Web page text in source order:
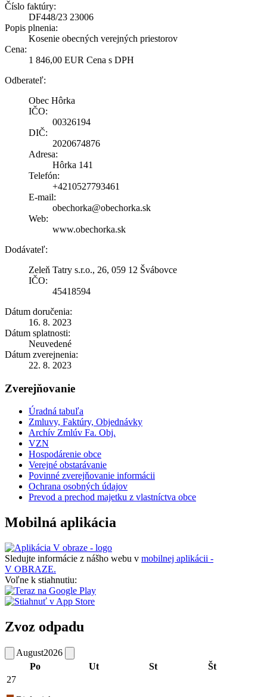
Číslo faktúry:
DF448/23 23006
Popis plnenia:
Kosenie obecných verejných priestorov
Cena:
1 846,00 EUR Cena s DPH
Odberateľ:
Obec Hôrka
IČO:
00326194
DIČ:
2020674876
Adresa:
Hôrka 141
Telefón:
+4210527793461
E-mail:
obechorka@obechorka.sk
Web:
www.obechorka.sk
Dodávateľ:
Zeleň Tatry s.r.o., 26, 059 12 Švábovce
IČO:
45418594
Dátum doručenia:
16. 8. 2023
Dátum splatnosti:
Neuvedené
Dátum zverejnenia:
22. 8. 2023
Zverejňovanie
Úradná tabuľa
Zmluvy, Faktúry, Objednávky
Archív Zmlúv Fa. Obj.
VZN
Hospodárenie obce
Verejné obstarávanie
Povinné zverejňovanie informácii
Ochrana osobných údajov
Prevod a prechod majetku z vlastníctva obce
Mobilná aplikácia
Sledujte informácie z nášho webu v mobilnej aplikácii -
V OBRAZE.
Voľne k stiahnutiu:
Zvoz odpadu
August2026
Po
Ut St Št
27